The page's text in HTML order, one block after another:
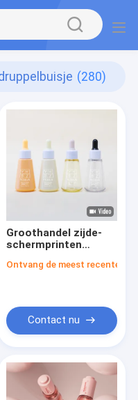
(280)
Groothandel zijde-
schermprinten
druppelflessen 50 ml
Ontvang de meest recente
Contact nu